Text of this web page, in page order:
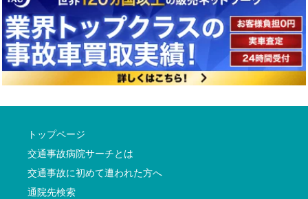
トップページ
交通事故病院サーチとは
交通事故に初めて遭われた方へ
通院先検索